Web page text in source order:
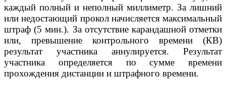
каждый полный и неполный миллиметр. За лишний
или недостающий прокол начисляется максимальный
штраф (5 мин.). За отсутствие карандашной отметки
или, превышение контрольного времени (КВ)
результат участника аннулируется. Результат
участника определяется по сумме времени
прохождения дистанции и штрафного времени.